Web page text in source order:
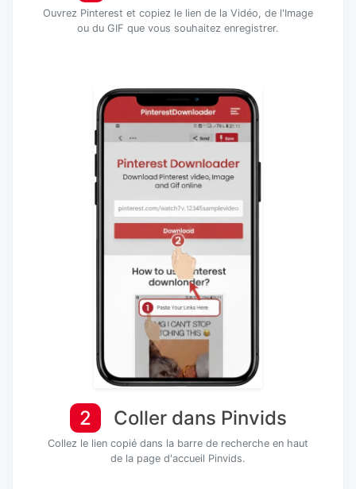
Ouvrez Pinterest et copiez le lien de la Vidéo, de l'Image
ou du GIF que vous souhaitez enregistrer.
2 Coller dans Pinvids
Collez le lien copié dans la barre de recherche en haut
de la page d'accueil Pinvids.